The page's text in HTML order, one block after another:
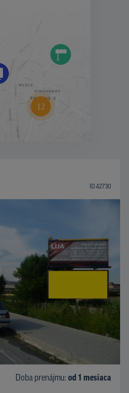
ID 42730
Doba prenájmu: od 1 mesiaca